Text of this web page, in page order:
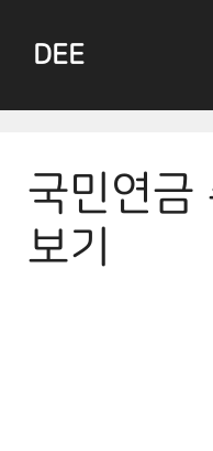
DEE
국민연금
보기